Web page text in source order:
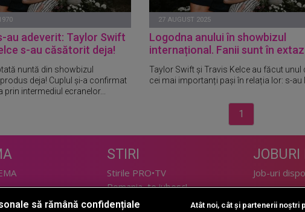
au adeverit: Taylor Swift
s-au căsătorit deja!
nuntă din showbizul
deja! Cuplul și-a confirmat
prin intermediul ecranelor...
27 AUGUST 2025
Logodna anuluiîn showbizul
internațional. Fanii suntîn extaz
Taylor Swift și Travis Kelce au făcut unul
cei mai importanți pași în relația lor: s-au
1
STIRI
Stirile PRO•TV
Romania, te iubesc!
JOBURI
Job-uri
să rămână confidențiale Atât noi, cât și partenerii noștri